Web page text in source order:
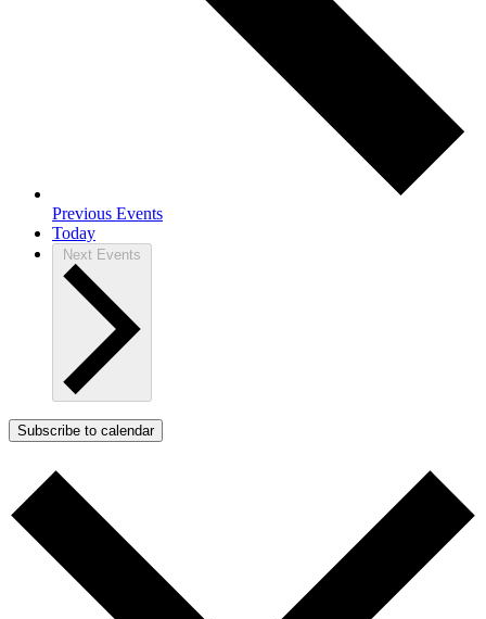
Previous Events
Today
Next Events
Subscribe to calendar